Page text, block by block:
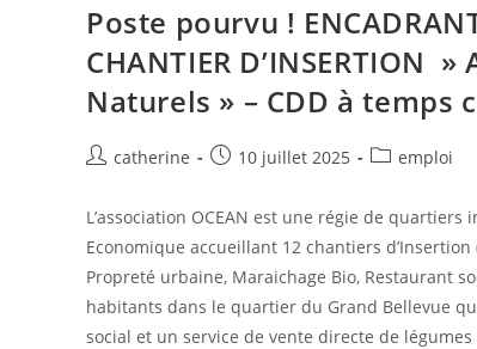
Poste pourvu !
CHANTIER D’INSERTION
Naturels » – CDD à temps
catherine 10 juillet 2025 emploi
L’association OCEAN est une régie de
Economique accueillant 12 chantiers
Propreté urbaine, Maraichage Bio, Restaurant
habitants dans le quartier du Grand Bellevue
social et un service de vente directe de